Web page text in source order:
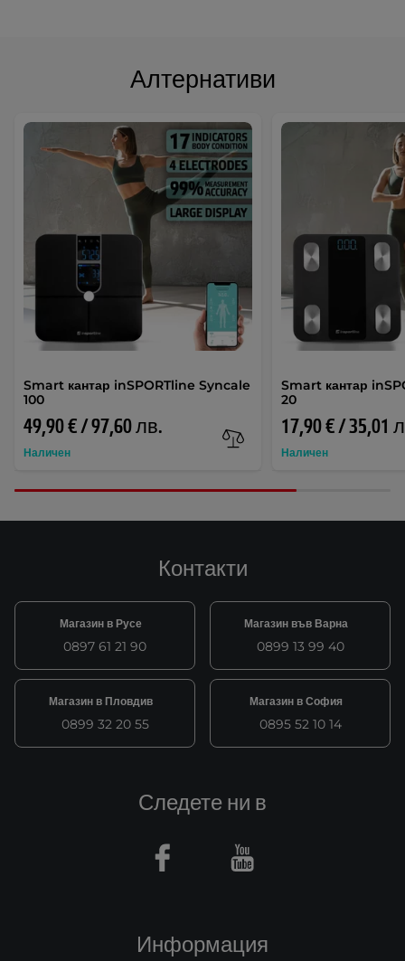
Алтернативи
Smart кантар inSPORTline Syncale
100
49,90 € / 97,60 лв.
Наличен
Smart кантар
20
17,90 € / 35,01
Наличен
Контакти
Магазин в Русе
0897 61 21 90
Магазин във Варна
0899 13 99 40
Магазин в Пловдив
0899 32 20 55
Магазин в София
0895 52 10 14
Информация
Следете ни в
Facebook Youtube